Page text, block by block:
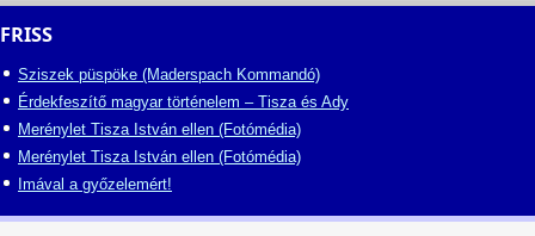
FRISS
Sziszek püspöke (Maderspach Kommandó)
Érdekfeszítő magyar történelem – Tisza és Ady
Merénylet Tisza István ellen (Fotómédia)
Merénylet Tisza István ellen (Fotómédia)
Imával a győzelemért!